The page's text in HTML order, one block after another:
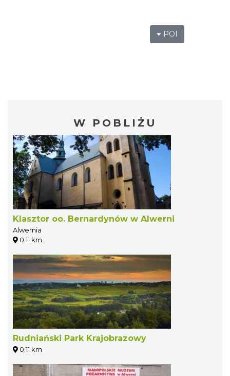
POI
W POBLIŻU
Klasztor oo. Bernardynów w Alwerni
Alwernia
0.11 km
Rudniański Park Krajobrazowy
0.11 km